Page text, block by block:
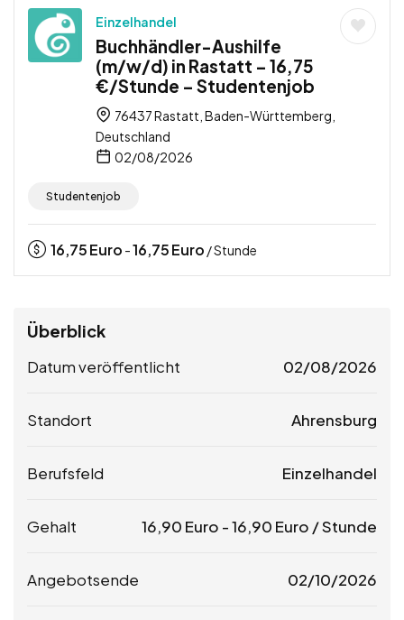
Einzelhandel
Buchhändler-Aushilfe
(m/w/d) in Rastatt – 16,75
€/Stunde – Studentenjob
76437 Rastatt, Baden-Württemberg,
Deutschland
02/08/2026
Studentenjob
16,75Euro -16,75Euro / Stunde
Überblick
Datum veröffentlicht 02/08/2026
Standort Ahrensburg
Berufsfeld Einzelhandel
Gehalt 16,90 Euro -16,90 Euro / Stunde
Angebotsende 02/10/2026